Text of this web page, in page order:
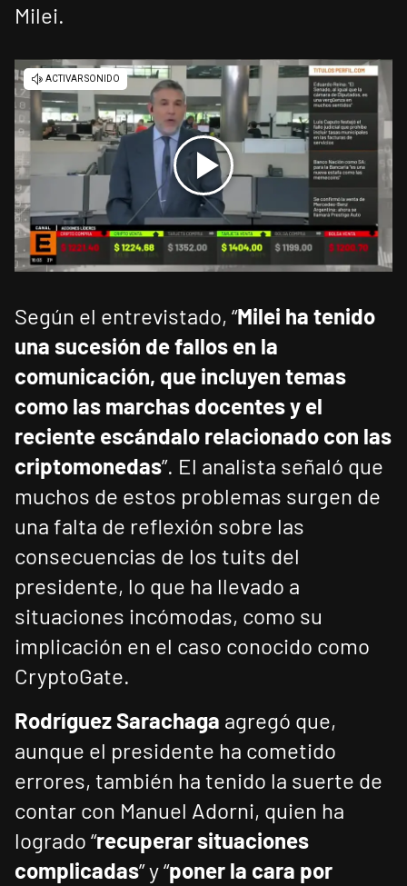
Milei.
Según el entrevistado, “Milei ha tenido
una sucesión de fallos en la
comunicación, que incluyen temas
como las marchas docentes y el
reciente escándalo relacionado con las
criptomonedas”. El analista señaló que
muchos de estos problemas surgen de
una falta de reflexión sobre las
consecuencias de los tuits del
presidente, lo que ha llevado a
situaciones incómodas, como su
implicación en el caso conocido como
CryptoGate.
Rodríguez Sarachaga agregó que,
aunque el presidente ha cometido
errores, también ha tenido la suerte de
contar con Manuel Adorni, quien ha
logrado “recuperar situaciones
complicadas” y “poner la cara por